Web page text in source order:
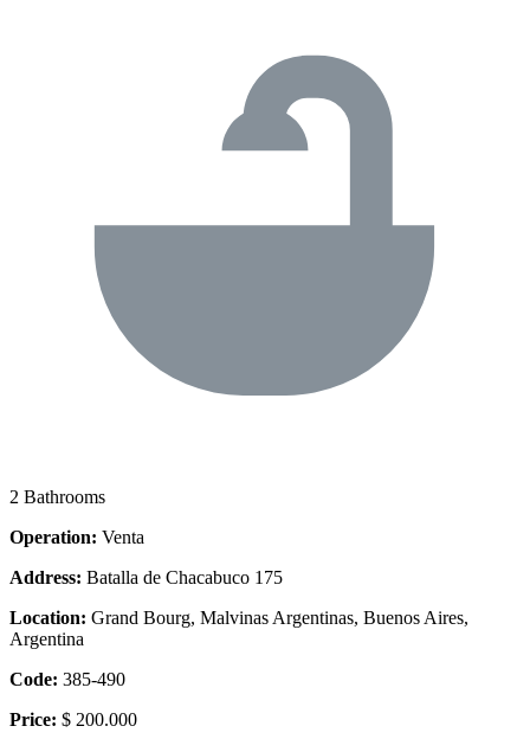
2 Bathrooms
Operation: Venta
Address: Batalla de Chacabuco 175
Location: Grand Bourg, Malvinas Argentinas, Buenos Aires,
Argentina
Code: 385-490
Price: $ 200.000